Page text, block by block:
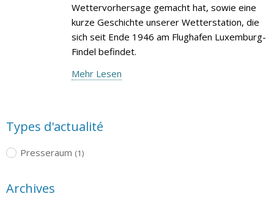
Wettervorhersage gemacht hat, sowie eine
kurze Geschichte unserer Wetterstation, die
sich seit Ende 1946 am Flughafen Luxemburg-
Findel befindet.
Mehr Lesen
Types d'actualité
Presseraum (1)
Archives